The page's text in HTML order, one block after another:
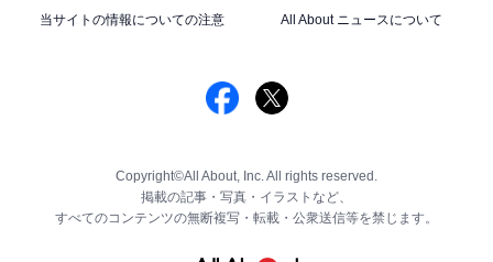
当サイトの情報についての注意
All About ニュースについて
Copyright©All About, Inc. All rights reserved.
掲載の記事・写真・イラストなど、
すべてのコンテンツの無断複写・転載・公衆送信等を禁じます。